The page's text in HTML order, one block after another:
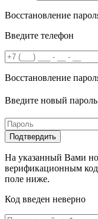
Восстановление
Введите телефон
Восстановление
Введите новый пароль
На указанный Вами
верификационным
поле ниже.
Код введен неверно